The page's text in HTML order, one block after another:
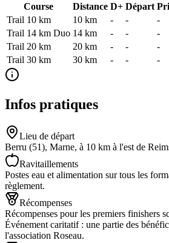
Course Distance D+ Départ
Trail 10 km
10 km - - -
Trail 14 km Duo 14 km - - -
Trail 20 km
20 km - - -
Trail 30 km
30 km - - -
Infos pratiques
Lieu de départ
Berru (51), Marne, à 10 km à l'est de
Ravitaillements
Postes eau et alimentation sur tous les
règlement.
Récompenses
Récompenses pour les premiers finishers
Événement caritatif : une partie des
l'association Roseau.